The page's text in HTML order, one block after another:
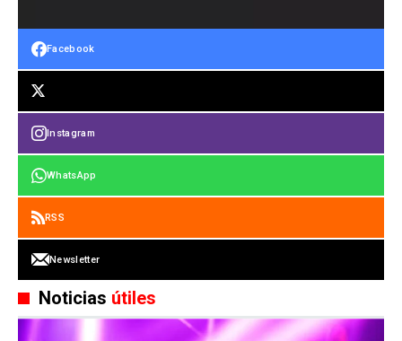
Facebook
Instagram
WhatsApp
RSS
Newsletter
Noticias útiles